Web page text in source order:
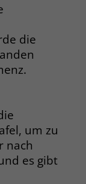
die
um zu
nach
es gibt
is used to
bei
User-ID.
wenn ein
Google
gelangt.